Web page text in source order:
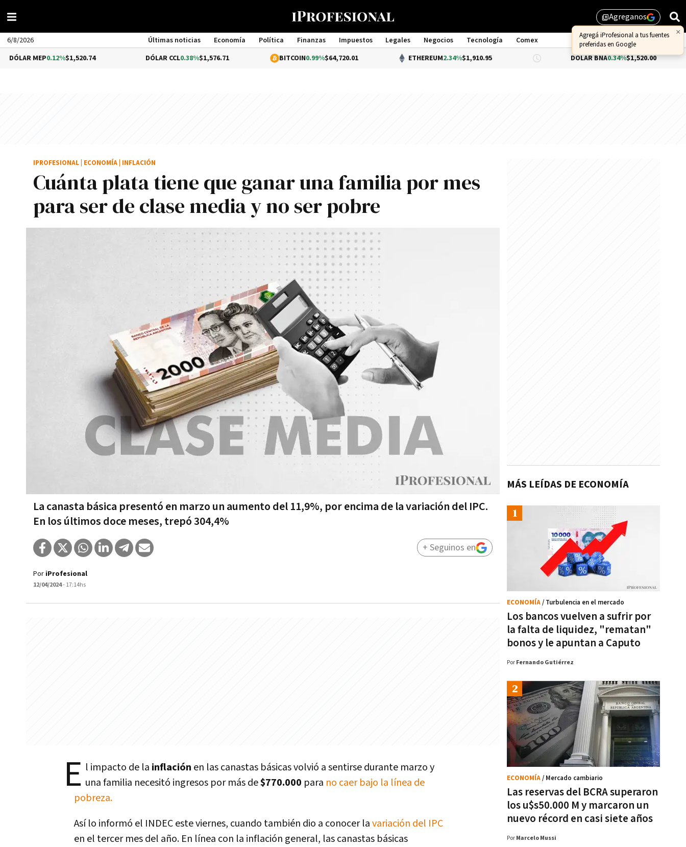
library_addAgreganos
6/8/2026 Últimas noticias Economía Política Finanzas Impuestos Legales Negocios Tecnología
Comex
Management
0.12%$1,520.74 0.38%$1,576.71 0.99%$64,720.01 ETHEREUM2.34%$1,910.95 DÓLAR BNA 0.34%$1,520.00
Cuánta plata tiene que ganar una familia por mes
para ser de clase media y no ser pobre
La canasta básica presentó en marzo un aumento del 11,9%, por encima de la variación del IPC.
En los últimos doce meses, trepó 304,4%
IPROFESIONAL ECONOMÍA INFLACIÓN
Por iProfesional
12/04/2024- 17:14hs
+ Seguinos en
E l impacto de la inflación en las canastas básicas volvió a sentirse durante marzo y
una familia necesitó ingresos por más de$770.000 para no caer bajo la línea de
pobreza.
Así lo informó el INDEC este viernes, cuando también dio a conocer lavariación del IPC
en el tercer mes del año. En línea con la inflación general, las canastas básicas
MÁS LEÍDAS DE ECONOMÍA
Los bancos vuelven a sufrir por
la falta de liquidez, "rematan"
bonos y le apuntan a Caputo
ECONOMÍA/ Turbulencia en el mercado
Por Fernando Gutiérrez
Las reservas del BCRA superaron
los u$s50.000 M y marcaron un
nuevo récord en casi siete años
ECONOMÍA/ Mercado cambiario
Por Marcelo Mussi